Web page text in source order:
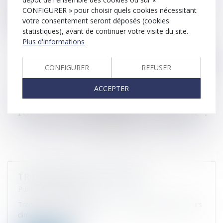
À l’issue du congé, le salarié retrouve son précédent emploi ou
un emploi similaire assorti d'une rémunération au moins
équivalente.
dimensions, souvent...
CONFIGURER » pour choisir quels cookies nécessitant
votre consentement seront déposés (cookies
statistiques), avant de continuer votre visite du site.
Plus d'informations
CONFIGURER REFUSER
ACCEPTER